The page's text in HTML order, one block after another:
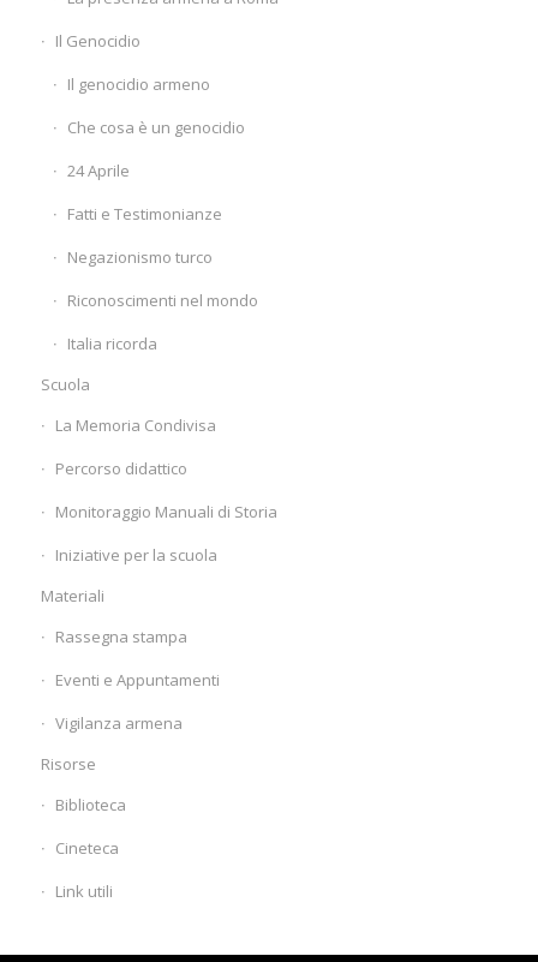
Il Genocidio
Il genocidio armeno
Che cosa è un genocidio
24 Aprile
Fatti e Testimonianze
Negazionismo turco
Riconoscimenti nel mondo
Italia ricorda
Scuola
La Memoria Condivisa
Percorso didattico
Monitoraggio Manuali di Storia
Iniziative per la scuola
Materiali
Rassegna stampa
Eventi e Appuntamenti
Vigilanza armena
Risorse
Biblioteca
Cineteca
Link utili